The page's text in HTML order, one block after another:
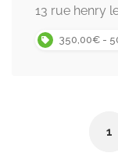
13 rue henry
350,00€ -
1